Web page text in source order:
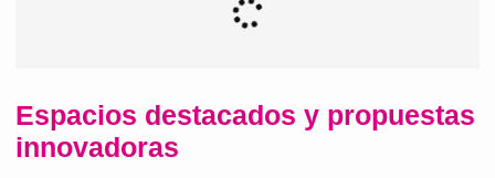
Espacios destacados y propuestas
innovadoras